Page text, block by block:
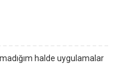
halde uygulamalar